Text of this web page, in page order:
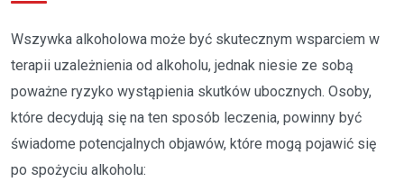
Wszywka alkoholowa może być skutecznym wsparciem w
terapii uzależnienia od alkoholu, jednak niesie ze sobą
poważne ryzyko wystąpienia skutków ubocznych. Osoby,
które decydują się na ten sposób leczenia, powinny być
świadome potencjalnych objawów, które mogą pojawić się
po spożyciu alkoholu: